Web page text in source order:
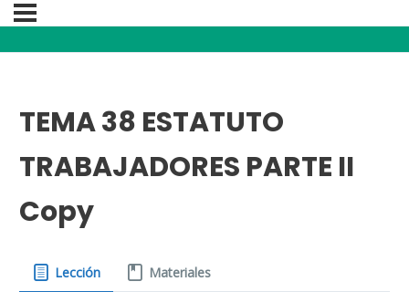
TEMA 38 ESTATUTO
TRABAJADORES PARTE II
Copy
Lección Materiales